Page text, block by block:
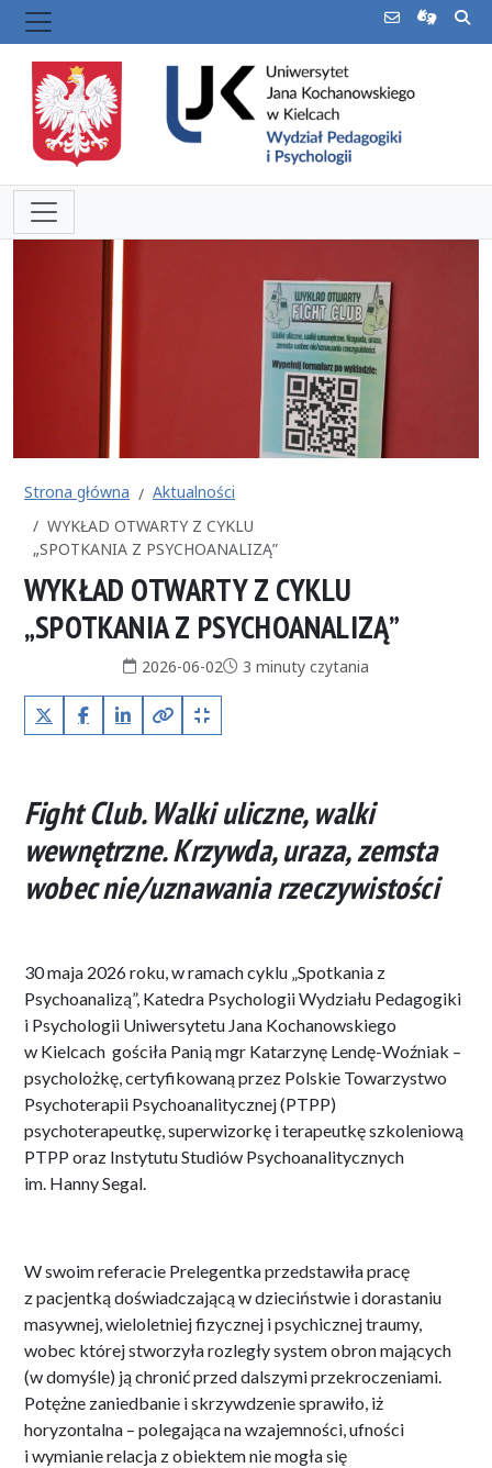
Strona główna
Aktualności
WYKŁAD OTWARTY Z CYKLU
„SPOTKANIA Z PSYCHOANALIZĄ”
WYKŁAD OTWARTY Z CYKLU
„SPOTKANIA Z PSYCHOANALIZĄ”
Data publikacji:
2026-06-02Czas czytania:
3 minuty czytania
X (Twitter)FacebookLinkedInKopiuj pełny link
Kopiuj krótki link
Fight Club. Walki uliczne, walki
wewnętrzne. Krzywda, uraza, zemsta
wobec nie/uznawania rzeczywistości
30 maja 2026 roku, w ramach cyklu „Spotkania z
Psychoanalizą”, Katedra Psychologii Wydziału Pedagogiki
i Psychologii Uniwersytetu Jana Kochanowskiego
w Kielcach gościła Panią mgr Katarzynę Lendę-Woźniak –
psycholożkę, certyfikowaną przez Polskie Towarzystwo
Psychoterapii Psychoanalitycznej (PTPP)
psychoterapeutkę, superwizorkę i terapeutkę szkoleniową
PTPP oraz Instytutu Studiów Psychoanalitycznych
im. Hanny Segal.
W swoim referacie Prelegentka przedstawiła pracę
z pacjentką doświadczającą w dzieciństwie i dorastaniu
masywnej, wieloletniej fizycznej i psychicznej traumy,
wobec której stworzyła rozległy system obron mających
(w domyśle) ją chronić przed dalszymi przekroczeniami.
Potężne zaniedbanie i skrzywdzenie sprawiło, iż
horyzontalna – polegająca na wzajemności, ufności
i wymianie relacja z obiektem nie mogła się